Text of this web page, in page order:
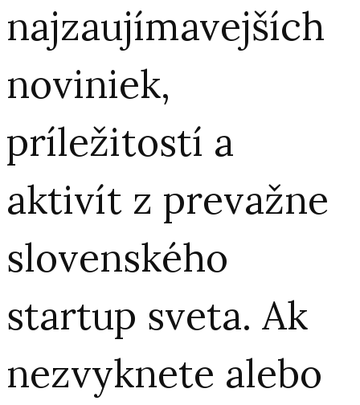
najzaujímavejších
noviniek,
príležitostí a
aktivít z prevažne
slovenského
startup sveta. Ak
nezvyknete alebo